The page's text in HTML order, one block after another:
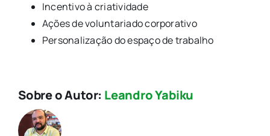
Incentivo à criatividade
Ações de voluntariado corporativo
Personalização do espaço de trabalho
Sobre o Autor: Leandro Yabiku